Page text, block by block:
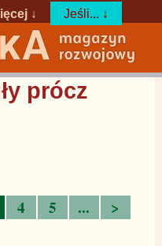
↓ Jeśli... ↓
prócz
4 5 ...
>